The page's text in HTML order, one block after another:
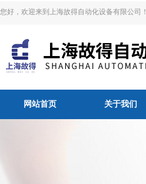
您好，欢迎来到上海故得自动化设备有限公司！
网站首页 关于我们